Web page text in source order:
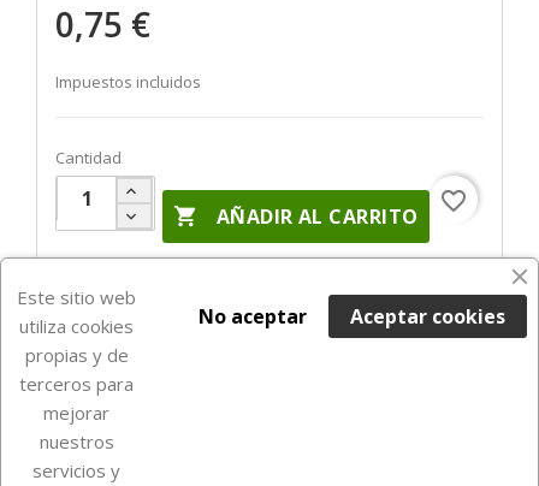
0,75 €
Impuestos incluidos
Cantidad
 AÑADIR AL CARRITO
favorite_border

Este sitio web
utiliza cookies
propias y de
terceros para
mejorar
nuestros
servicios y
Aceptar cookies
No aceptar